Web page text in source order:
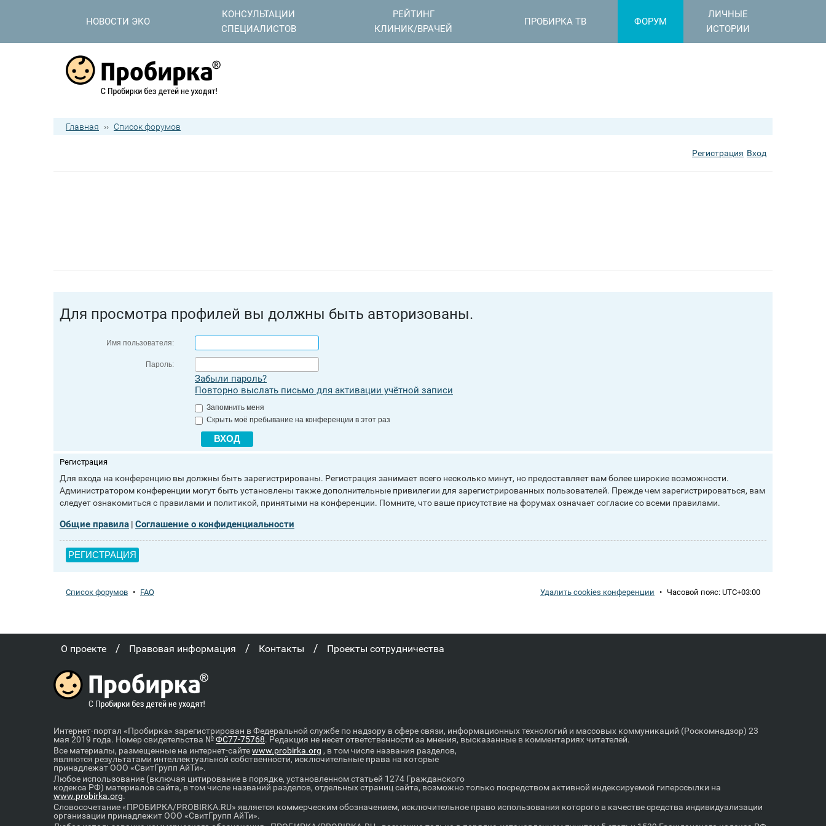
НОВОСТИ ЭКО
КОНСУЛЬТАЦИИ
СПЕЦИАЛИСТОВ
РЕЙТИНГ
КЛИНИК/ВРАЧЕЙ
ПРОБИРКА ТВ ФОРУМ
ЛИЧНЫЕ
ИСТОРИИ
Главная ›› Список форумов
Регистрация Вход
Для просмотра профилей вы должны быть авторизованы.
Имя пользователя:
Пароль:
Забыли пароль?
Повторно выслать письмо для активации учётной записи
Запомнить меня
Скрыть моё пребывание на конференции в этот раз
Регистрация
Для входа на конференцию вы должны быть зарегистрированы. Регистрация занимает всего несколько минут, но предоставляет вам более широкие возможности.
Администратором конференции могут быть установлены также дополнительные привилегии для зарегистрированных пользователей. Прежде чем зарегистрироваться, вам
следует ознакомиться с правилами и политикой, принятыми на конференции. Помните, что ваше присутствие на форумах означает согласие со всеми правилами.
Общие правила | Соглашение о конфиденциальности
РЕГИСТРАЦИЯ
Список форумов • FAQ Удалить cookies конференции • Часовой пояс: UTC+03:00
О проекте / Правовая информация / Контакты / Проекты сотрудничества
Интернет-портал «Пробирка» зарегистрирован в Федеральной службе по надзору в сфере связи, информационных технологий и массовых коммуникаций (Роскомнадзор) 23
мая 2019 года. Номер свидетельства №ФС77-75768. Редакция не несет ответственности за мнения, высказанные в комментариях читателей.
Все материалы, размещенные на интернет-сайтеwww.probirka.org , в том числе названия разделов,
являются результатами интеллектуальной собственности, исключительные права на которые
принадлежат ООО «СвитГрупп АйТи».
Любое использование (включая цитирование в порядке, установленном статьей 1274 Гражданского
кодекса РФ) материалов сайта, в том числе названий разделов, отдельных страниц сайта, возможно только посредством активной индексируемой гиперссылки на
www.probirka.org.
Словосочетание «ПРОБИРКА/PROBIRKA.RU» является коммерческим обозначением, исключительное право использования которого в качестве средства индивидуализации
организации принадлежит ООО «СвитГрупп АйТи».